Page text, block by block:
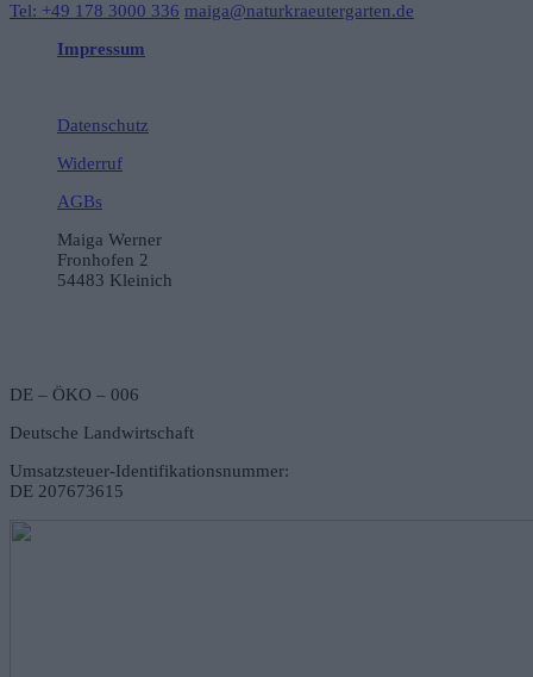
Tel: +49 178 3000 336 maiga@naturkraeutergarten.de
Impressum
Datenschutz
Widerruf
AGBs
Maiga Werner
Fronhofen 2
54483 Kleinich
DE – ÖKO – 006
Deutsche Landwirtschaft
Umsatzsteuer-Identifikationsnummer:
DE 207673615